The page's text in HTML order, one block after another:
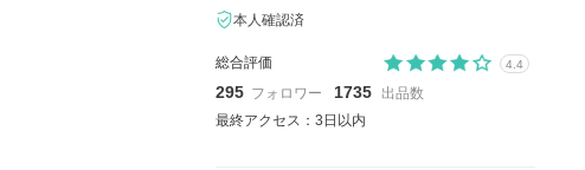
本人確認済
総合評価 4.4
295 フォロワー 1735 出品数
最終アクセス：3日以内